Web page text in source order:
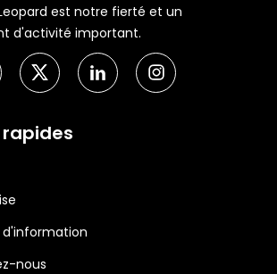
est notre fierté et un
d'activité important.
rapides
nous